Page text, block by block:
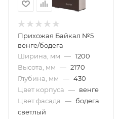
Прихожая Байкал №5
венге/бодега
Ширина, мм — 1200
Высота, мм — 2170
Глубина, мм — 430
Цвет корпуса — венге
Цвет фасада — бодега
светлый